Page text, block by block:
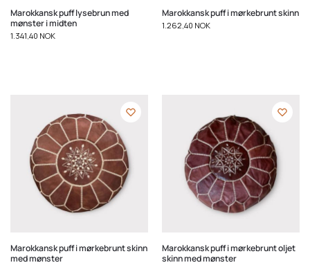
Marokkansk puff lysebrun med
mønster i midten
1.341,40 NOK
Marokkansk puff i mørkebrunt skinn
1.262,40 NOK
Marokkansk puff i mørkebrunt skinn
med mønster
Marokkansk puff i mørkebrunt oljet
skinn med mønster